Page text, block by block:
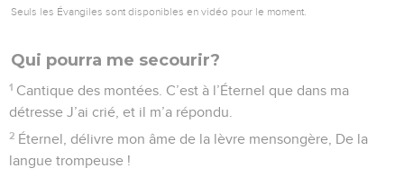
Seuls les Évangiles sont disponibles en vidéo pour le moment.
Qui pourra me secourir?
1 Cantique des montées. C’est à l’Éternel que dans ma
détresse J’ai crié, et il m’a répondu.
2 Éternel, délivre mon âme de la lèvre mensongère, De la
langue trompeuse !